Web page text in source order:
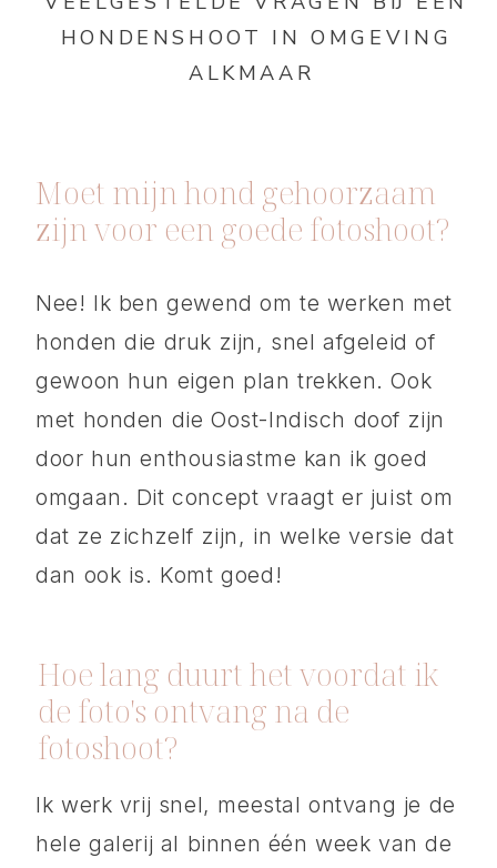
Ik werk vrij snel, meestal ontvang je de
hele galerij al binnen één week van de
Hoe lang duurt het voordat ik
de foto's ontvang na de
fotoshoot?
Nee! Ik ben gewend om te werken met
honden die druk zijn, snel afgeleid of
gewoon hun eigen plan trekken. Ook
met honden die Oost-Indisch doof zijn
door hun enthousiastme kan ik goed
omgaan. Dit concept vraagt er juist om
dat ze zichzelf zijn, in welke versie dat
dan ook is. Komt goed!
Moet mijn hond gehoorzaam
zijn voor een goede fotoshoot?
HONDENSHOOT IN OMGEVING
ALKMAAR